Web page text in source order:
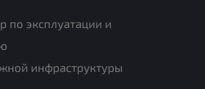
по эксплуатации и
инфраструктуры